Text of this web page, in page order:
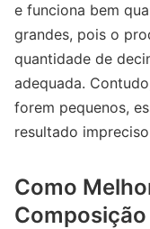
e funciona bem
grandes, pois o
quantidade de
adequada.
forem pequenos,
resultado
Como